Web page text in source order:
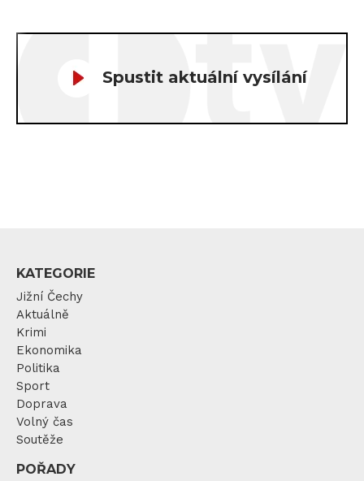
Spustit aktuální vysílání
KATEGORIE
Jižní Čechy
Aktuálně
Krimi
Ekonomika
Politika
Sport
Doprava
Volný čas
Soutěže
POŘADY